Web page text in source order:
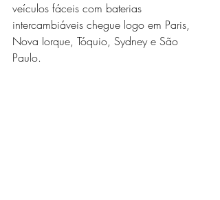
veículos fáceis com baterias
intercambiáveis chegue logo em Paris,
Nova Iorque, Tóquio, Sydney e São
Paulo.